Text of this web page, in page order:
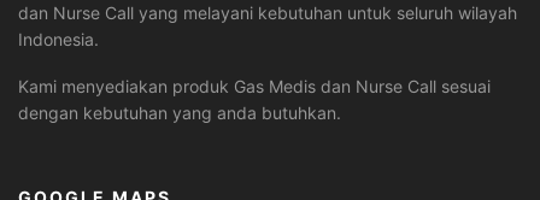
dan Nurse Call yang melayani kebutuhan untuk seluruh wilayah
Indonesia.
Kami menyediakan produk Gas Medis dan Nurse Call sesuai
dengan kebutuhan yang anda butuhkan.